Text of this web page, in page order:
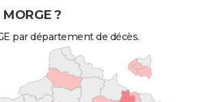
?
par département de décès.